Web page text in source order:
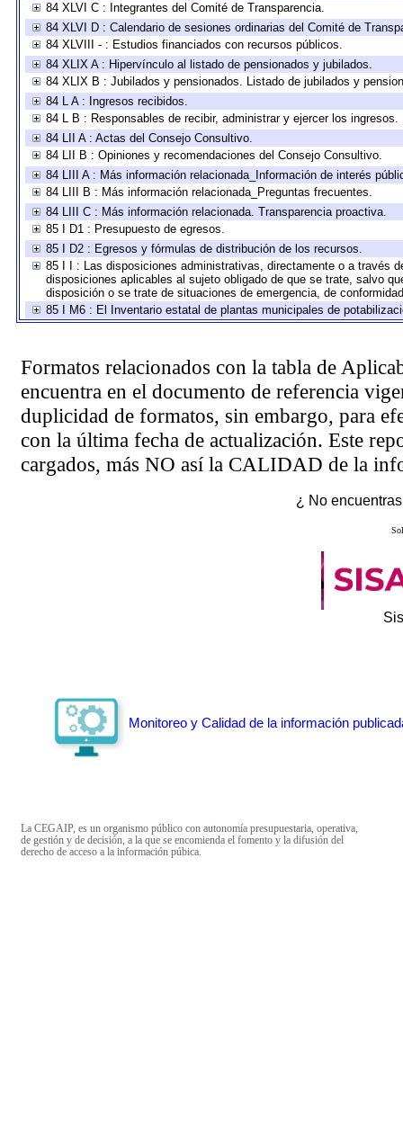
84 XLVI C : Integrantes del Comité de Transparencia.
84 XLVI D : Calendario de sesiones ordinarias del Comité de
84 XLVIII - : Estudios financiados con recursos públicos.
84 XLIX A : Hipervínculo al listado de pensionados y jubilados.
84 XLIX B : Jubilados y pensionados. Listado de jubilados y
84 L A : Ingresos recibidos.
84 L B : Responsables de recibir, administrar y ejercer los ingresos.
84 LII A : Actas del Consejo Consultivo.
84 LII B : Opiniones y recomendaciones del Consejo Consultivo.
84 LIII A : Más información relacionada_Información de interés
84 LIII B : Más información relacionada_Preguntas frecuentes.
84 LIII C : Más información relacionada. Transparencia proactiva.
85 I D1 : Presupuesto de egresos.
85 I D2 : Egresos y fórmulas de distribución de los recursos.
85 I I : Las disposiciones administrativas, directamente o a través
disposiciones aplicables al sujeto obligado de que se trate, salvo
disposición o se trate de situaciones de emergencia, de
85 I M6 : El Inventario estatal de plantas municipales de
Formatos relacionados con la tabla de
encuentra en el documento de referencia
duplicidad de formatos, sin embargo, para
con la última fecha de actualización. Este
cargados, más NO así la CALIDAD de la
¿ No
Monitoreo y Calidad de la información
La CEGAIP, es un organismo público con autonomía presupuestaria, operativa,
de gestión y de decisión, a la que se encomienda el fomento y la difusión del
derecho de acceso a la información púbica.